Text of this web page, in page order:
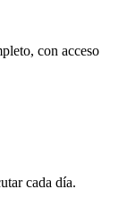
con acceso
cada día.